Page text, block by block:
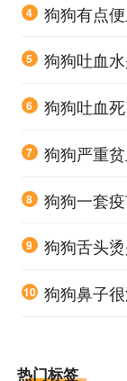
4
狗狗有点
5
狗狗吐血
6
狗狗吐血
7
狗狗严重
8
狗狗一套
9
狗狗舌头
10 狗狗鼻子
热门标签